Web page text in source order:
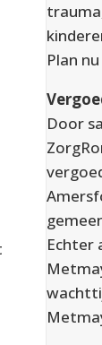
Plan
Door
Echter